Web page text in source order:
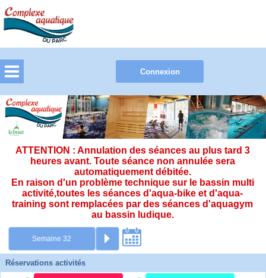
ATTENTION : Annulation des séances au plus tard 3
heures avant. Toute séance non annulée sera
automatiquement débitée.
En raison d'un problème technique sur le bassin multi
activité,toutes les séances d'aqua-bike et d'aqua-
training sont remplacées par des séances d'aquagym
au bassin ludique.
Réservations activités